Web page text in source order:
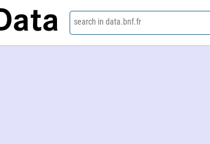
search in data.bnf.fr